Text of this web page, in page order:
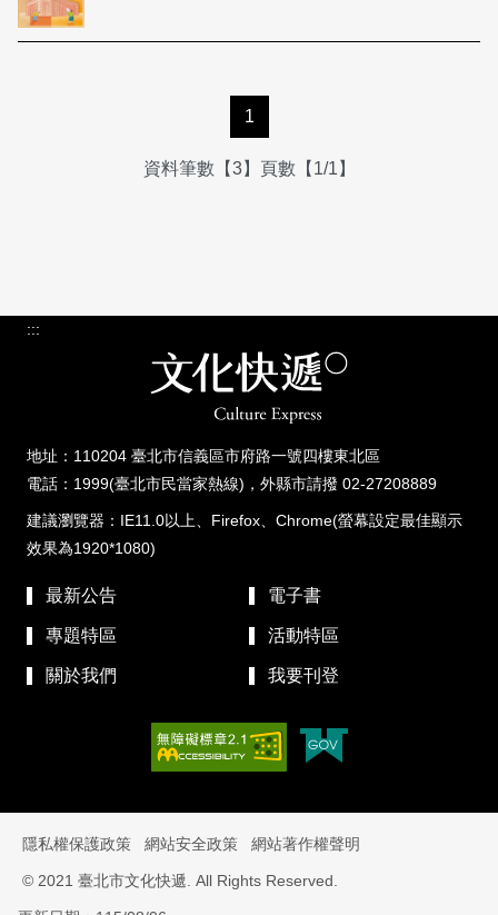
1
資料筆數【3】頁數【1/1】
:::
地址：110204 臺北市信義區市府路一號四樓東北區
電話：1999(臺北市民當家熱線)，外縣市請撥 02-27208889
建議瀏覽器：IE11.0以上、Firefox、Chrome(螢幕設定最佳顯示
效果為1920*1080)
最新公告 電子書
專題特區 活動特區
關於我們 我要刊登
隱私權保護政策 網站安全政策 網站著作權聲明
© 2021 臺北市文化快遞. All Rights Reserved.